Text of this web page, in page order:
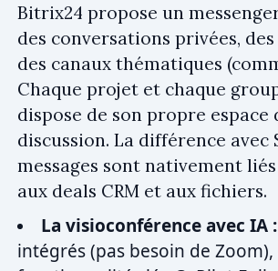
Bitrix24 propose un
des conversations privées,
des canaux thématiques
Chaque projet et chaque
dispose de son propre espace
discussion. La différence avec
messages sont nativement
aux deals CRM et aux fichiers.
La visioconférence avec IA :
intégrés (pas besoin de Zoom),